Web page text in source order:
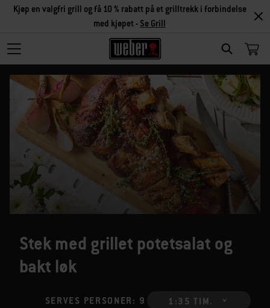
SEARCH
Kjøp en valgfri grill og få 10 % rabatt på et grilltrekk i forbindelse
med kjøpet - Se Grill
Stek med grillet potetsalat og
bakt løk
SERVES PERSONER: 9 1:35 TIM.